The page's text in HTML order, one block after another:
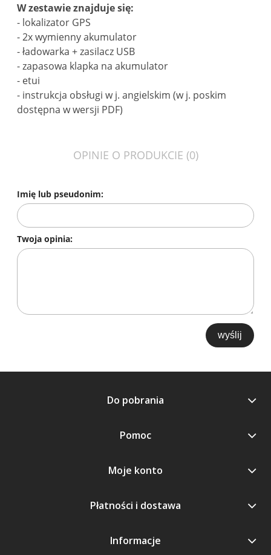
W zestawie znajduje się:
- lokalizator GPS
- 2x wymienny akumulator
- ładowarka + zasilacz USB
- zapasowa klapka na akumulator
- etui
- instrukcja obsługi w j. angielskim (w j. poskim
dostępna w wersji PDF)
OPINIE O PRODUKCIE (0)
Imię lub pseudonim:
Twoja opinia:
wyślij
Do pobrania
Pomoc
Moje konto
Płatności i dostawa
Informacje